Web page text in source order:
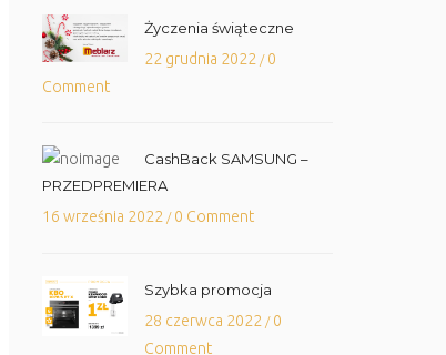
Życzenia świąteczne
22 grudnia 2022 /0
Comment
CashBack SAMSUNG –
PRZEDPREMIERA
16 września 2022 /0 Comment
Szybka promocja
28 czerwca 2022 /0
Comment